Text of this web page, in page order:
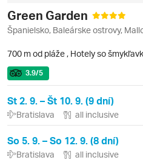
Green Garden
Španielsko, Baleárske ostrovy,
700 m od pláže , Hotely so
3.9/5
St 2. 9. – Št 10. 9. (9 dní)
Bratislava all inclusive
So 5. 9. – So 12. 9. (8 dní)
Bratislava all inclusive